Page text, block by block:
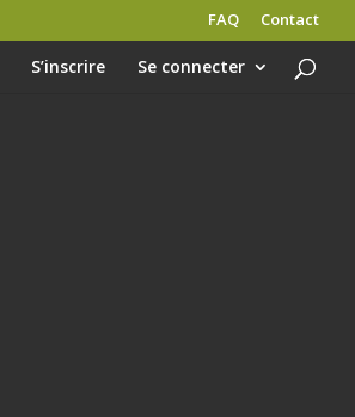
FAQ Contact
S’inscrire Se connecter